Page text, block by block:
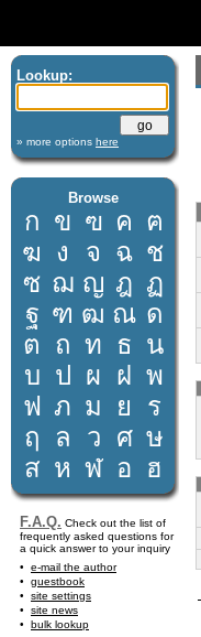
Lookup:
» more options here
Browse
ก ข ฃ ค ฅ
ฆ ง จ ฉ ช
ซ ฌ ญ ฎ ฏ
ฐ ฑ ฒ ณ ด
ต ถ ท ธ น
บ ป ผ ฝ พ
ฟ ภ ม ย
ร
ฤ
ล ว ศ ษ
ส ห ฬ อ ฮ
F.A.Q. Check out the list of
frequently asked questions for
a quick answer to your inquiry
e-mail the author
guestbook
site settings
site news
bulk lookup